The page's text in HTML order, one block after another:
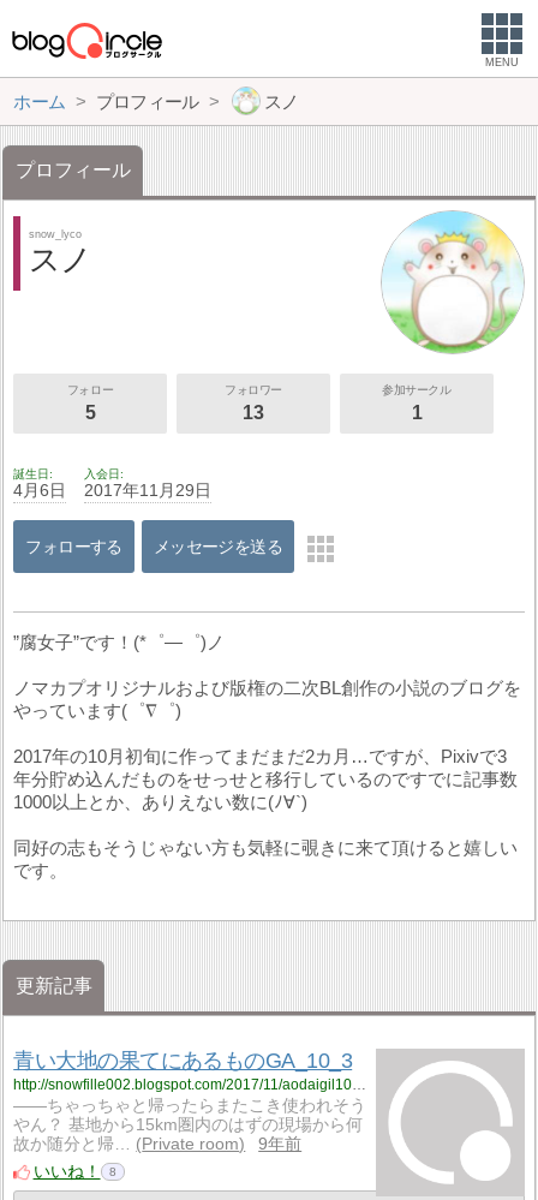
MENU
ホーム プロフィール スノ
プロフィール
snow_lyco
スノ
フォロー
5
フォロワー
13
参加サークル
1
誕生日
4月6日
入会日
2017年11月29日
フォローする メッセージを送る
”腐女子”です！(*゜―゜)ノ
ノマカプオリジナルおよび版権の二次BL創作の小説のブログを
やっています(゜∇゜)
2017年の10月初旬に作ってまだまだ2カ月…ですが、Pixivで3
年分貯め込んだものをせっせと移行しているのですでに記事数
1000以上とか、ありえない数に(ﾉ∀`)
同好の志もそうじゃない方も気軽に覗きに来て頂けると嬉しい
です。
更新記事
青い大地の果てにあるものGA_10_3
――ちゃっちゃと帰ったらまたこき使われそう
やん？ 基地から15km圏内のはずの現場から何
故か随分と帰…
Private room
9年前
いいね！
8